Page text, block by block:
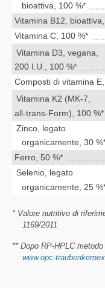
bioattiva, 100 %*
Vitamina B12,
Vitamina C, 100 %*
Vitamina D3, vegana,
200 I.U., 100 %*
Composti di vitamina
Vitamina K2 (MK-7,
all-trans-Form), 100 %*
Zinco, legato
organicamente, 30
Ferro, 50 %*
Selenio, legato
organicamente, 25
* Valore nutritivo di
1169/2011
** Dopo RP-HPLC
www.opc-